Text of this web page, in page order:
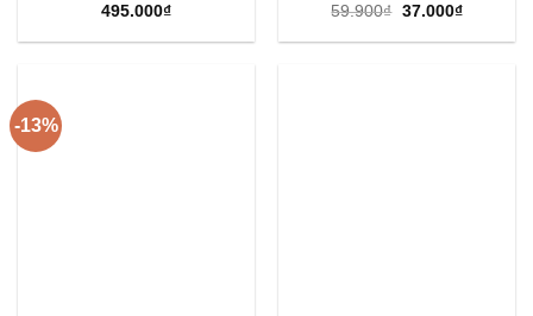
495.000₫
59.900₫ 37.000₫
-13%